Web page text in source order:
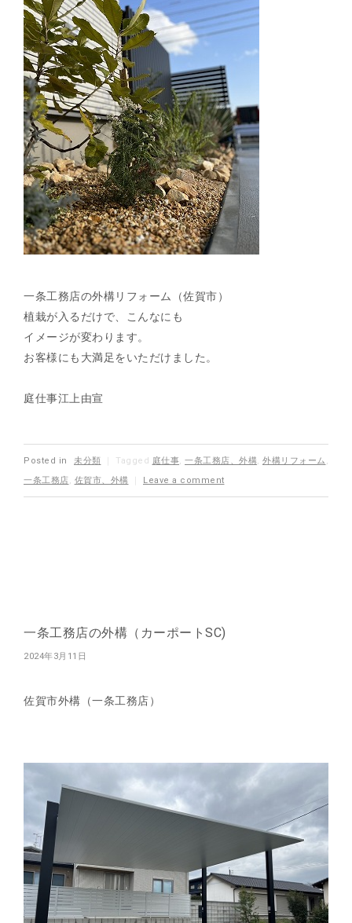
一条工務店の外構リフォーム（佐賀市）
植栽が入るだけで、こんなにも
イメージが変わります。
お客様にも大満足をいただけました。
庭仕事江上由宣
Posted in 未分類 Tagged 庭仕事, 一条工務店、外構, 外構リフォーム ,
一条工務店, 佐賀市、外構 Leave a comment
一条工務店の外構（カーポートSC)
2024年3月11日
佐賀市外構（一条工務店）